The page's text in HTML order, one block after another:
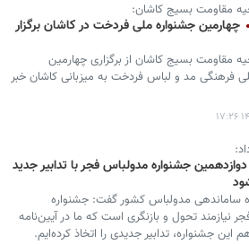
مقاومت بسیج کاشان:
چهارمین جشنواره ملی فردخت در کاشان برگزار
مقاومت بسیج کاشان از برگزاری چهارمین
فرهنگی مد و لباس فردخت به میزبانی کاشان خبر
دوازدهمین جشنواره مدولباس فجر با تدابیر جدید
ساماندهی مدولباس کشور گفت: جشنواره
نیازمند تحول و بازنگری است که ما در آیین‌نامه
این جشنواره، تدابیر جدیدی را اتخاذ کرده‌ایم.